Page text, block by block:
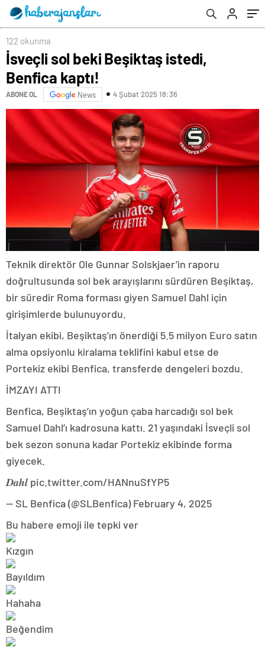
122 okunma
İsveçli sol beki Beşiktaş istedi,
Benfica kaptı!
ABONE OL News 4 Şubat 2025 18:36
Teknik direktör Ole Gunnar Solskjaer’in raporu
doğrultusunda sol bek arayışlarını sürdüren Beşiktaş,
bir süredir Roma forması giyen Samuel Dahl için
girişimlerde bulunuyordu.
İtalyan ekibi, Beşiktaş’ın önerdiği 5.5 milyon Euro satın
alma opsiyonlu kiralama teklifini kabul etse de
Portekiz ekibi Benfica, transferde dengeleri bozdu.
İMZAYI ATTI
Benfica, Beşiktaş’ın yoğun çaba harcadığı sol bek
Samuel Dahl’ı kadrosuna kattı. 21 yaşındaki İsveçli sol
bek sezon sonuna kadar Portekiz ekibinde forma
giyecek.
𝑫𝒂𝒉𝒍 pic.twitter.com/HANnuSfYP5
— SL Benfica (@SLBenfica) February 4, 2025
Bu habere emoji ile tepki ver